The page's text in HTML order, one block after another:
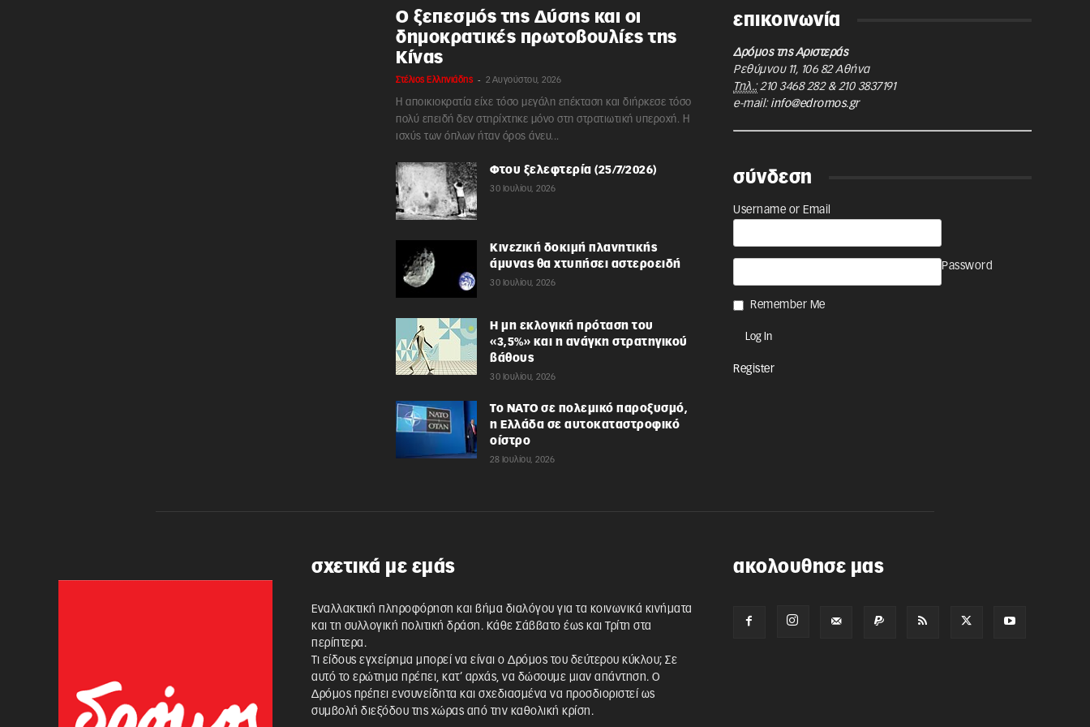
Ο ξεπεσμός της Δύσης και οι
δημοκρατικές πρωτοβουλίες της
Κίνας
Στέλιος Ελληνιάδης - 2 Αυγούστου, 2026
Η αποικιοκρατία είχε τόσο μεγάλη επέκταση και διήρκεσε τόσο
πολύ επειδή δεν στηρίχτηκε μόνο στη στρατιωτική υπεροχή. Η
ισχύς των όπλων ήταν όρος άνευ...
Φτου ξελεφτερία (25/7/2026)
30 Ιουλίου, 2026
Κινεζική δοκιμή πλανητικής
άμυνας θα χτυπήσει αστεροειδή
30 Ιουλίου, 2026
Η μη εκλογική πρόταση του
«3,5%» και η ανάγκη στρατηγικού
βάθους
30 Ιουλίου, 2026
Το ΝΑΤΟ σε πολεμικό παροξυσμό,
η Ελλάδα σε αυτοκαταστροφικό
οίστρο
28 Ιουλίου, 2026
επικοινωνία
Δρόμος της Αριστεράς
Ρεθύμνου 11, 106 82 Αθήνα
Τηλ.: 210 3468 282& 210 3837191
e-mail: info@edromos.gr
σύνδεση
Username or Email
Password
Remember Me
Register
σχετικά με εμάς
Εναλλακτική πληροφόρηση και βήμα διαλόγου για τα κοινωνικά κινήματα
και τη συλλογική πολιτική δράση. Κάθε Σάββατο έως και Τρίτη στα
περίπτερα.
Τι είδους εγχείρημα μπορεί να είναι ο Δρόμος του δεύτερου κύκλου; Σε
αυτό το ερώτημα πρέπει, κατ’ αρχάς, να δώσουμε μιαν απάντηση. Ο
Δρόμος πρέπει ενσυνείδητα και σχεδιασμένα να προσδιοριστεί ως
συμβολή διεξόδου της χώρας από την καθολική κρίση.
ακολουθησε μας